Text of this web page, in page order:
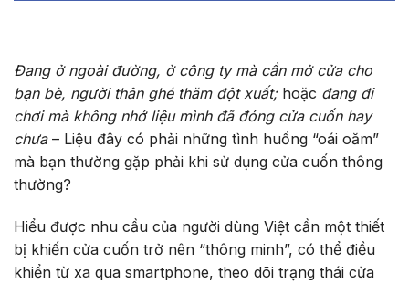
Đang ở ngoài đường, ở công ty mà cần mở cửa cho
bạn bè, người thân ghé thăm đột xuất; hoặc đang đi
chơi mà không nhớ liệu mình đã đóng cửa cuốn hay
chưa – Liệu đây có phải những tình huống “oái oăm”
mà bạn thường gặp phải khi sử dụng cửa cuốn thông
thường?
Hiểu được nhu cầu của người dùng Việt cần một thiết
bị khiến cửa cuốn trở nên “thông minh”, có thể điều
khiển từ xa qua smartphone, theo dõi trạng thái cửa